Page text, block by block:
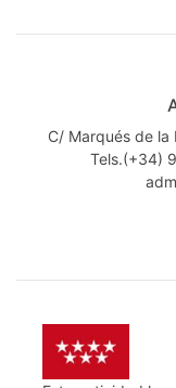
C/ Marqués de la
Tels.(+34)